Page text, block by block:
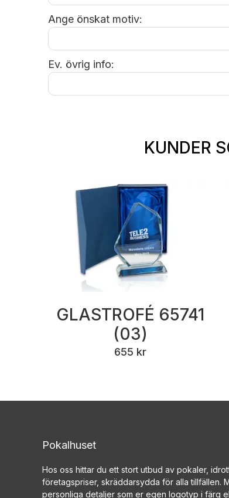
Ange önskat motiv:
Ev. övrig info:
KUNDER
GLASTROFÉ 65741
(03)
655 kr
Pokalhuset
Hos oss hittar du ett stort utbud av pokaler,
företagspriser, skräddarsydda för alla tillfällen.
personliga detaljer som er egen logotyp i färg